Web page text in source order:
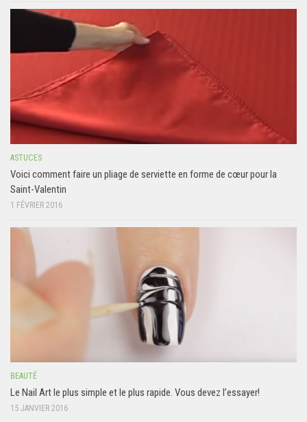
ASTUCES
Voici comment faire un pliage de serviette en forme de cœur pour la
Saint-Valentin
1 FÉVRIER 2016
BEAUTÉ
Le Nail Art le plus simple et le plus rapide. Vous devez l’essayer!
15 JANVIER 2016